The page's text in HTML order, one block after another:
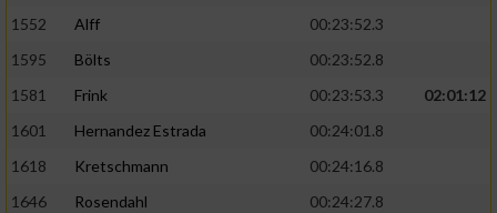
1552
Alff
00:23:52.3
1595
Bölts
00:23:52.8
1581
Frink 00:23:53.3
02:01:12
1601
Hernandez Estrada
00:24:01.8
1618
Kretschmann
00:24:16.8
1646
Rosendahl
00:24:27.8